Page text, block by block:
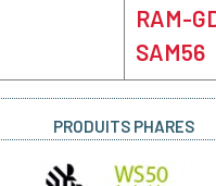
RAM-
SAM56
PRODUITS PHARES